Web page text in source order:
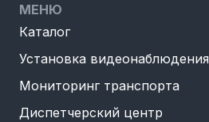
МЕНЮ
Каталог
Установка видеонаблюдения
Мониторинг транспорта
Диспетчерский центр